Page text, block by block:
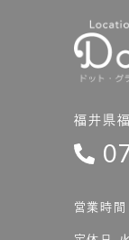
福井県
営業時